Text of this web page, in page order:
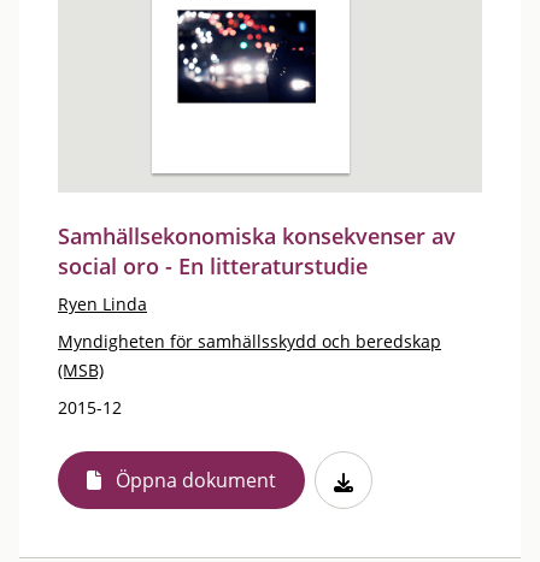
Samhällsekonomiska konsekvenser av
social oro - En litteraturstudie
Ryen Linda
Myndigheten för samhällsskydd och beredskap
(MSB)
2015-12
Öppna dokument